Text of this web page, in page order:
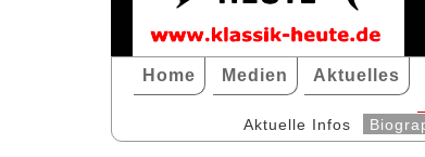
Home Medien Aktuelles
Aktuelle Infos